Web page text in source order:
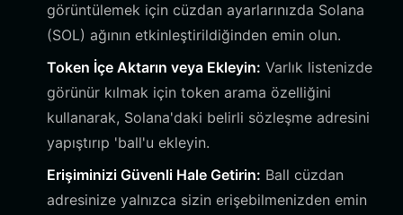
görüntülemek için cüzdan ayarlarınızda Solana
(SOL) ağının etkinleştirildiğinden emin olun.
Token İçe Aktarın veya Ekleyin: Varlık listenizde
görünür kılmak için token arama özelliğini
kullanarak, Solana'daki belirli sözleşme adresini
yapıştırıp 'ball'u ekleyin.
Erişiminizi Güvenli Hale Getirin: Ball cüzdan
adresinize yalnızca sizin erişebilmenizden emin